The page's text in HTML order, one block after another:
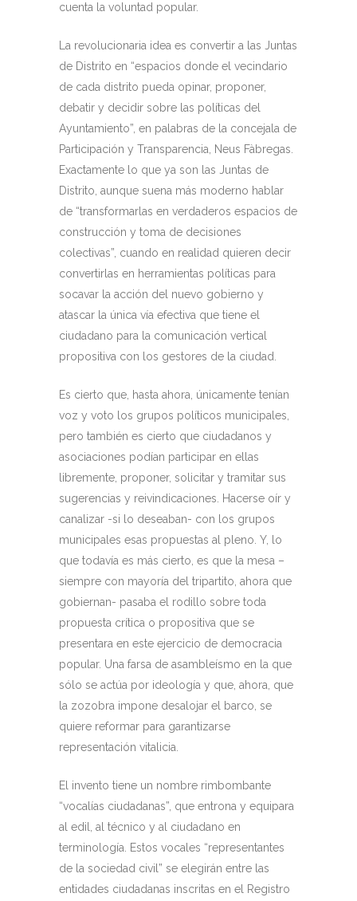
cuenta la voluntad popular.
La revolucionaria idea es convertir a las Juntas
de Distrito en “espacios donde el vecindario
de cada distrito pueda opinar, proponer,
debatir y decidir sobre las políticas del
Ayuntamiento”, en palabras de la concejala de
Participación y Transparencia, Neus Fàbregas.
Exactamente lo que ya son las Juntas de
Distrito, aunque suena más moderno hablar
de “transformarlas en verdaderos espacios de
construcción y toma de decisiones
colectivas”, cuando en realidad quieren decir
convertirlas en herramientas políticas para
socavar la acción del nuevo gobierno y
atascar la única vía efectiva que tiene el
ciudadano para la comunicación vertical
propositiva con los gestores de la ciudad.
Es cierto que, hasta ahora, únicamente tenían
voz y voto los grupos políticos municipales,
pero también es cierto que ciudadanos y
asociaciones podían participar en ellas
libremente, proponer, solicitar y tramitar sus
sugerencias y reivindicaciones. Hacerse oír y
canalizar -si lo deseaban- con los grupos
municipales esas propuestas al pleno. Y, lo
que todavía es más cierto, es que la mesa –
siempre con mayoría del tripartito, ahora que
gobiernan- pasaba el rodillo sobre toda
propuesta crítica o propositiva que se
presentara en este ejercicio de democracia
popular. Una farsa de asambleísmo en la que
sólo se actúa por ideología y que, ahora, que
la zozobra impone desalojar el barco, se
quiere reformar para garantizarse
representación vitalicia.
El invento tiene un nombre rimbombante
“vocalías ciudadanas”, que entrona y equipara
al edil, al técnico y al ciudadano en
terminología. Estos vocales “representantes
de la sociedad civil” se elegirán entre las
entidades ciudadanas inscritas en el Registro